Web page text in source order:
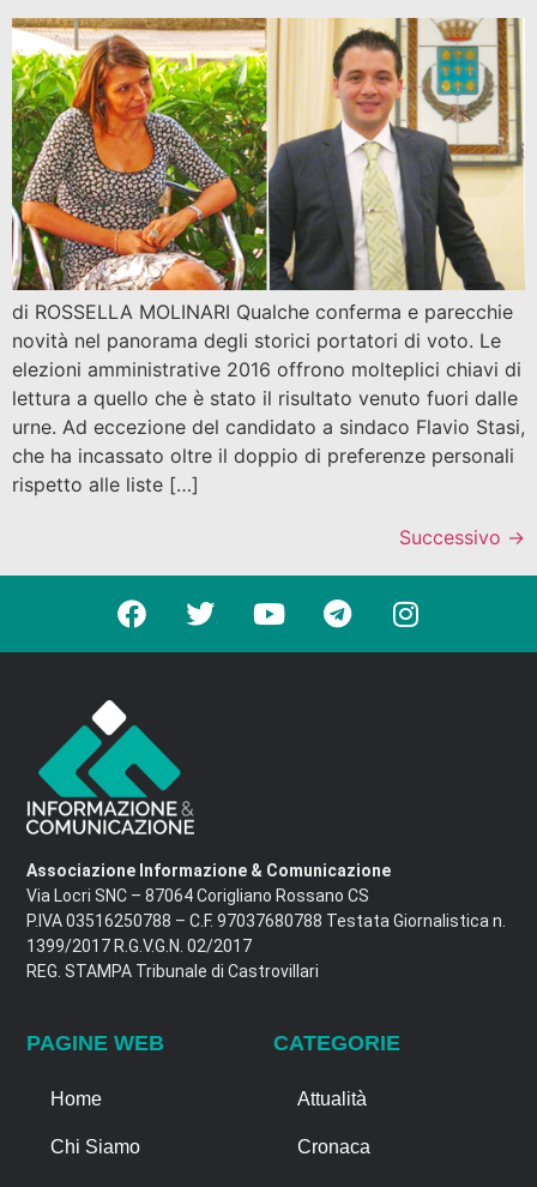
di ROSSELLA MOLINARI Qualche conferma e parecchie
novità nel panorama degli storici portatori di voto. Le
elezioni amministrative 2016 offrono molteplici chiavi di
lettura a quello che è stato il risultato venuto fuori dalle
urne. Ad eccezione del candidato a sindaco Flavio Stasi,
che ha incassato oltre il doppio di preferenze personali
rispetto alle liste […]
Successivo →
Associazione Informazione & Comunicazione
Via Locri SNC – 87064 Corigliano Rossano CS
P.IVA 03516250788 – C.F. 97037680788 Testata Giornalistica n.
1399/2017 R.G.V.G.N. 02/2017
REG. STAMPA Tribunale di Castrovillari
PAGINE WEB
Home
Chi Siamo
CATEGORIE
Attualità
Cronaca